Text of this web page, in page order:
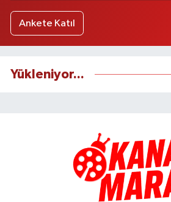
Ankete Katıl
Yükleniyor...